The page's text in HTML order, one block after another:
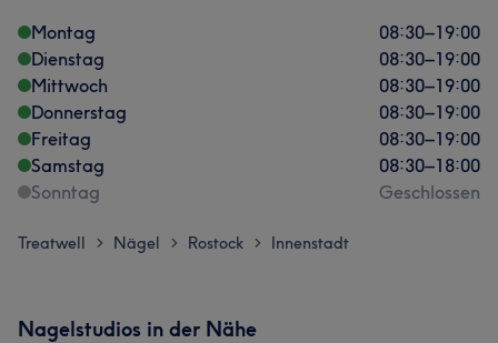
Montag
08:30–19:00
Dienstag
08:30–19:00
Mittwoch
08:30–19:00
Donnerstag
08:30–19:00
Freitag
08:30–19:00
Samstag
08:30–18:00
Sonntag
Geschlossen
Treatwell > Nägel > Rostock > Innenstadt
Nagelstudios in der Nähe